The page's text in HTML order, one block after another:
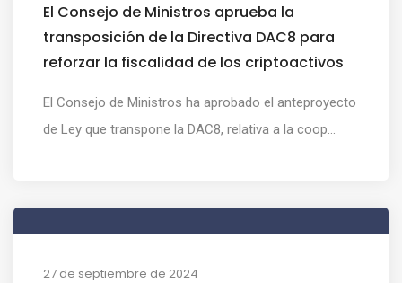
El Consejo de Ministros aprueba la
transposición de la Directiva DAC8 para
reforzar la fiscalidad de los criptoactivos
El Consejo de Ministros ha aprobado el anteproyecto
de Ley que transpone la DAC8, relativa a la coop...
27 de septiembre de 2024